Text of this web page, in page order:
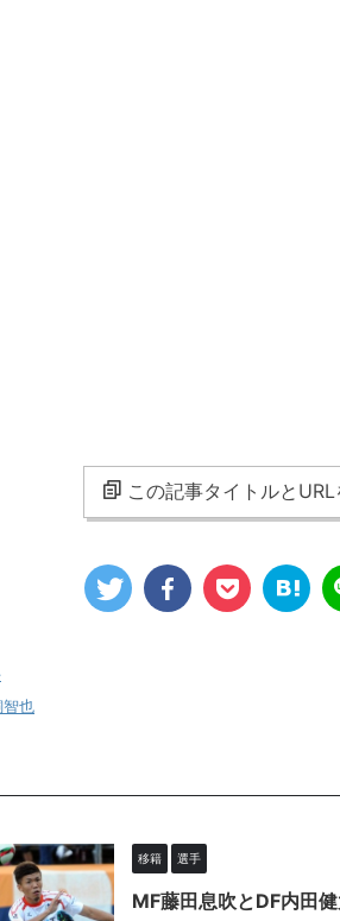
この記事タイトルと
智也
移籍 選手
MF藤田息吹とDF内田